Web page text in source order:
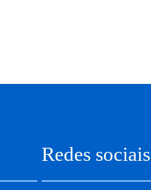
Redes sociais